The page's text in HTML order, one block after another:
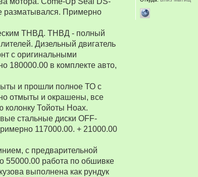
разматывался. Примерно
ТНВД. ТНВД - полный
Дизельный двигатель
с оригинальными
180000.00 в комплекте авто,
и прошли полное ТО с
отмыты и окрашены, все
колонку Тойоты Ноах.
стальные диски OFF-
117000.00. + 21000.00
с предварительной
55000.00 работа по обшивке
выполнена как рундук